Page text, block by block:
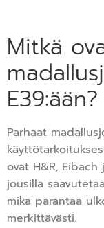
Mitkä
E39:ään?
Parhaat
ovat H&R,
jousilla
mikä parantaa
merkittävästi.